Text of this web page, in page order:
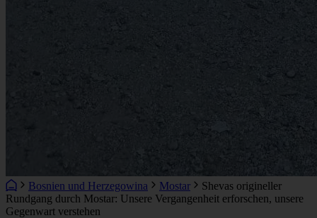
Bosnien und Herzegowina Mostar
Shevas origineller
Rundgang durch Mostar: Unsere Vergangenheit erforschen, unsere
Gegenwart verstehen